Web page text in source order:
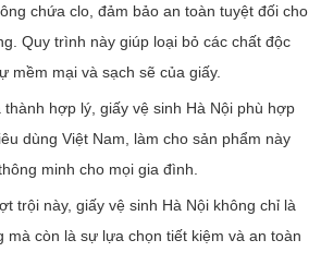
chứa clo, đảm bảo an toàn tuyệt đối cho
Quy trình này giúp loại bỏ các chất độc
mềm mại và sạch sẽ của giấy.
thành hợp lý, giấy vệ sinh Hà Nội phù hợp
dùng Việt Nam, làm cho sản phẩm này
minh cho mọi gia đình.
trội này, giấy vệ sinh Hà Nội không chỉ là
còn là sự lựa chọn tiết kiệm và an toàn